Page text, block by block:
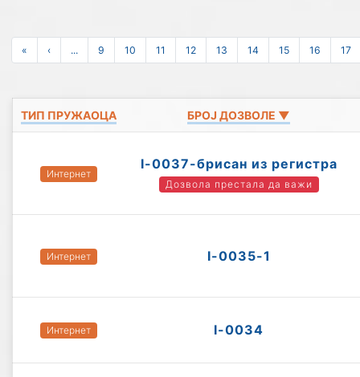
« ‹ ... 9 10 11 12 13 14 15 16 17
ТИП ПРУЖАОЦА БРОЈ ДОЗВОЛЕ ▼
Интернет
I-0037-брисан из регистра
Дозвола престала да важи
Интернет I-0035-1
Интернет I-0034